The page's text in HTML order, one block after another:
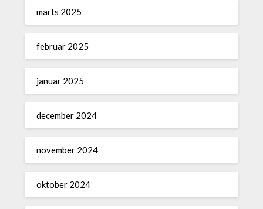
marts 2025
februar 2025
januar 2025
december 2024
november 2024
oktober 2024